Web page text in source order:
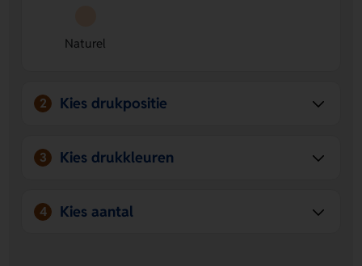
ontwerp aanbrengen op de Voorzijde of Achterzijde.
Naturel
2 Kies drukpositie
3 Kies drukkleuren
4 Kies aantal